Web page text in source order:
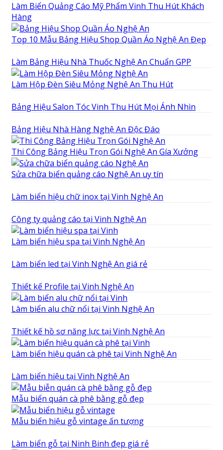
Làm Biển Quảng Cáo Mỹ Phẩm Vinh Thu Hút Khách
Hàng
Top 10 Mẫu Bảng Hiệu Shop Quần Áo Nghệ An Đẹp
Làm Bảng Hiệu Nhà Thuốc Nghệ An Chuẩn GPP
Làm Hộp Đèn Siêu Mỏng Nghệ An Thu Hút
Bảng Hiệu Salon Tóc Vinh Thu Hút Mọi Ánh Nhìn
Bảng Hiệu Nhà Hàng Nghệ An Độc Đáo
Thi Công Bảng Hiệu Trọn Gói Nghệ An Gía Xưởng
Sửa chữa biển quảng cáo Nghệ An uy tín
Làm biển hiệu chữ inox tại Vinh Nghệ An
Công ty quảng cáo tại Vinh Nghệ An
Làm biển hiệu spa tại Vinh Nghệ An
Làm biển led tại Vinh Nghệ An giá rẻ
Thiết kế Profile tại Vinh Nghệ An
Làm biển alu chữ nổi tại Vinh Nghệ An
Thiết kế hồ sơ năng lực tại Vinh Nghệ An
Làm biển hiệu quán cà phê tại Vinh Nghệ An
Làm biển hiệu tại Vinh Nghệ An
Mẫu biển quán cà phê bằng gỗ đẹp
Mẫu biển hiệu gỗ vintage ấn tượng
Làm biển gỗ tại Ninh Binh đẹp giá rẻ